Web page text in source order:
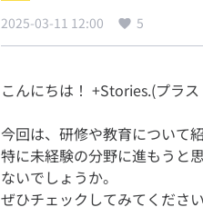
2025-03-11 12:00 5
今回は、研修や教育について
特に未経験の分野に進もうと
ないでしょうか。